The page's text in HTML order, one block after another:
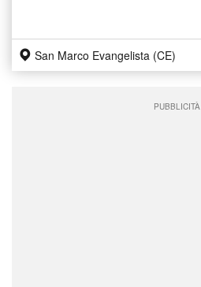
San Marco Evangelista (CE)
PUBBLICITÀ